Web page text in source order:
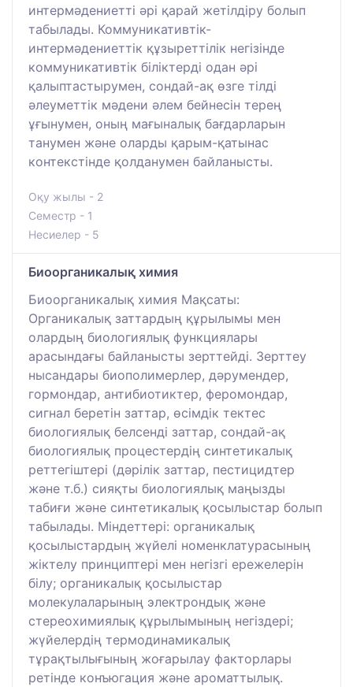
интермәдениетті әрі қарай жетілдіру болып
табылады. Коммуникативтік-
интермәдениеттік құзыреттілік негізінде
коммуникативтік біліктерді одан әрі
қалыптастырумен, сондай-ақ өзге тілді
әлеуметтік мәдени әлем бейнесін терең
ұғынумен, оның мағыналық бағдарларын
танумен және оларды қарым-қатынас
контекстінде қолданумен байланысты.
Оқу жылы - 2
Семестр - 1
Несиелер - 5
Биоорганикалық химия
Биоорганикалық химия Мақсаты:
Органикалық заттардың құрылымы мен
олардың биологиялық функциялары
арасындағы байланысты зерттейді. Зерттеу
нысандары биополимерлер, дәрумендер,
гормондар, антибиотиктер, феромондар,
сигнал беретін заттар, өсімдік тектес
биологиялық белсенді заттар, сондай-ақ
биологиялық процестердің синтетикалық
реттегіштері (дәрілік заттар, пестицидтер
және т.б.) сияқты биологиялық маңызды
табиғи және синтетикалық қосылыстар болып
табылады. Міндеттері: органикалық
қосылыстардың жүйелі номенклатурасының
жіктелу принциптері мен негізгі ережелерін
білу; органикалық қосылыстар
молекулаларының электрондық және
стереохимиялық құрылымының негіздері;
жүйелердің термодинамикалық
тұрақтылығының жоғарылау факторлары
ретінде конъюгация және ароматтылық.